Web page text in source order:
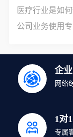
医疗行业是如
公司业务使用
企
网络
1对
专属